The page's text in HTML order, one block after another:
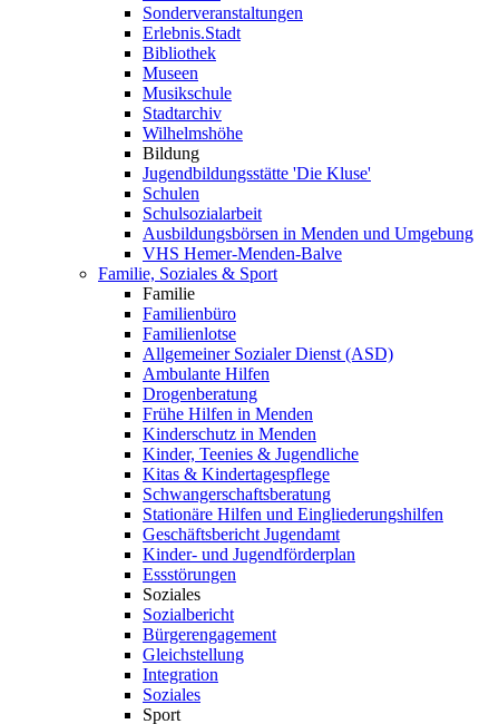
Sonderveranstaltungen
Erlebnis.Stadt
Bibliothek
Museen
Musikschule
Stadtarchiv
Wilhelmshöhe
Bildung
Jugendbildungsstätte 'Die Kluse'
Schulen
Schulsozialarbeit
Ausbildungsbörsen in Menden und Umgebung
VHS Hemer-Menden-Balve
Familie, Soziales & Sport
Familie
Familienbüro
Familienlotse
Allgemeiner Sozialer Dienst (ASD)
Ambulante Hilfen
Drogenberatung
Frühe Hilfen in Menden
Kinderschutz in Menden
Kinder, Teenies & Jugendliche
Kitas & Kindertagespflege
Schwangerschaftsberatung
Stationäre Hilfen und Eingliederungshilfen
Geschäftsbericht Jugendamt
Kinder- und Jugendförderplan
Essstörungen
Soziales
Sozialbericht
Bürgerengagement
Gleichstellung
Integration
Soziales
Sport